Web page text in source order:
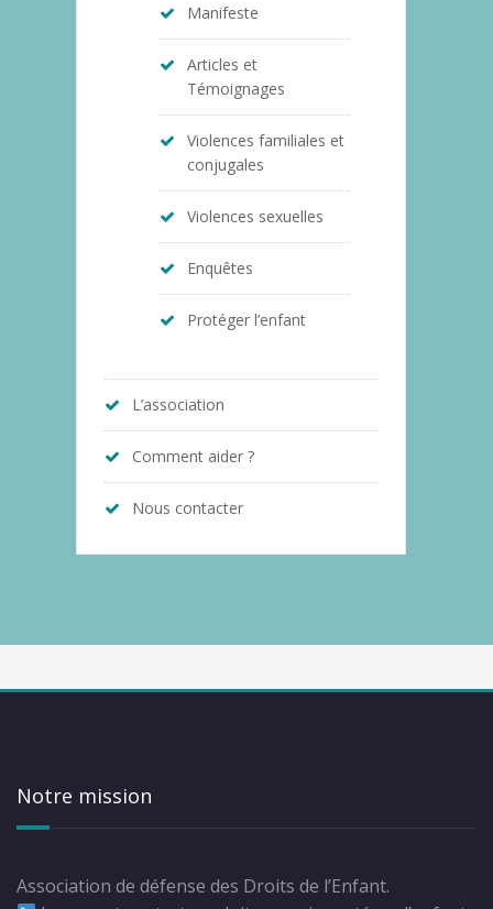
Manifeste
Articles et
Témoignages
Violences familiales et
conjugales
Violences sexuelles
Enquêtes
Protéger l’enfant
L’association
Comment aider ?
Nous contacter
Notre mission
Association de défense des Droits de l’Enfant.